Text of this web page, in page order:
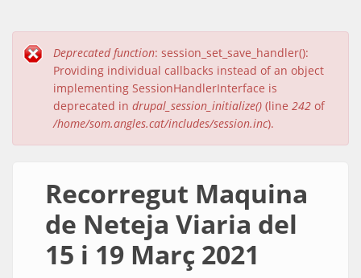
Missatge d'error
Deprecated function: session_set_save_handler():
Providing individual callbacks instead of an object
implementing SessionHandlerInterface is
deprecated in drupal_session_initialize() (line 242 of
/home/som.angles.cat/includes/session.inc).
Recorregut Maquina
de Neteja Viaria del
15 i 19 Març 2021